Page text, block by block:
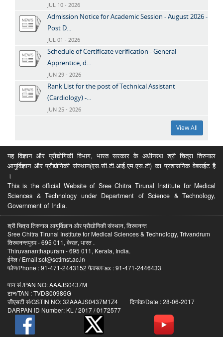
JUL 10 - 2026
Admission Notice for Academic Session - August 2026 -
Post D...
JUL 01 - 2026
Schedule of Certificate verification - General
Apprentice, d...
JUN 29 - 2026
Rank List for the post of Technical Assistant
(Cardiology) -...
JUN 25 - 2026
View All
यह विज्ञान और प्रौद्योगिकी विभाग, भारत सरकार के अधीनस्थ श्री चित्रा तिरुनाल
आयुर्विज्ञान और प्रौद्योगिकी संस्थान(एस.सी.टी.आई.एम.एस.टी) का प्रशासनिक वेबसईट है
।
This is the official Website of Sree Chitra Tirunal Institute for Medical
Sciences & Technology under Department of Science & Technology,
Government of India.
श्री चित्रा तिरुनाल आयुर्विज्ञान और प्रौद्योगिकी संस्थान, तिरुवनन्त
Sree Chitra Tirunal Institute for Medical Sciences & Technology, Trivandrum
तिरुवनन्तपुरम - 695 011, केरल, भारत .
Thiruvananthapuram - 695 011, Kerala, India.
ईमेल / Email:sct@sctimst.ac.in
फोण/Phone : 91-471-2443152 फैक्स/Fax : 91-471-2446433
पान सं /PAN NO: AAAJS0437M
टान/TAN : TVDS00986G
जीएसटी सं/GSTIN NO: 32AAAJS0437M1Z4 दिनांक/Date : 28-06-2017
DARPAN ID Number: KL / 2017 / 0172577